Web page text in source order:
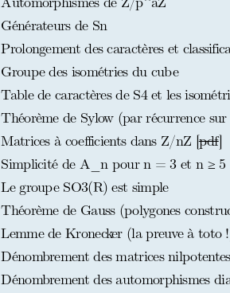
Générateurs de Sn
Prolongement des caractères et
Groupe des isométries du cube
Table de caractères de S4 et les
Théorème de Sylow (par récurrence
Matrices à coefficients dans Z/nZ [pdf]
Simplicité de A_n pour n = 3 et n ≥ 5
Le groupe SO3(R) est simple
Théorème de Gauss (polygones
Lemme de Kronecker (la preuve à toto
Dénombrement des matrices
Dénombrement des automorphismes